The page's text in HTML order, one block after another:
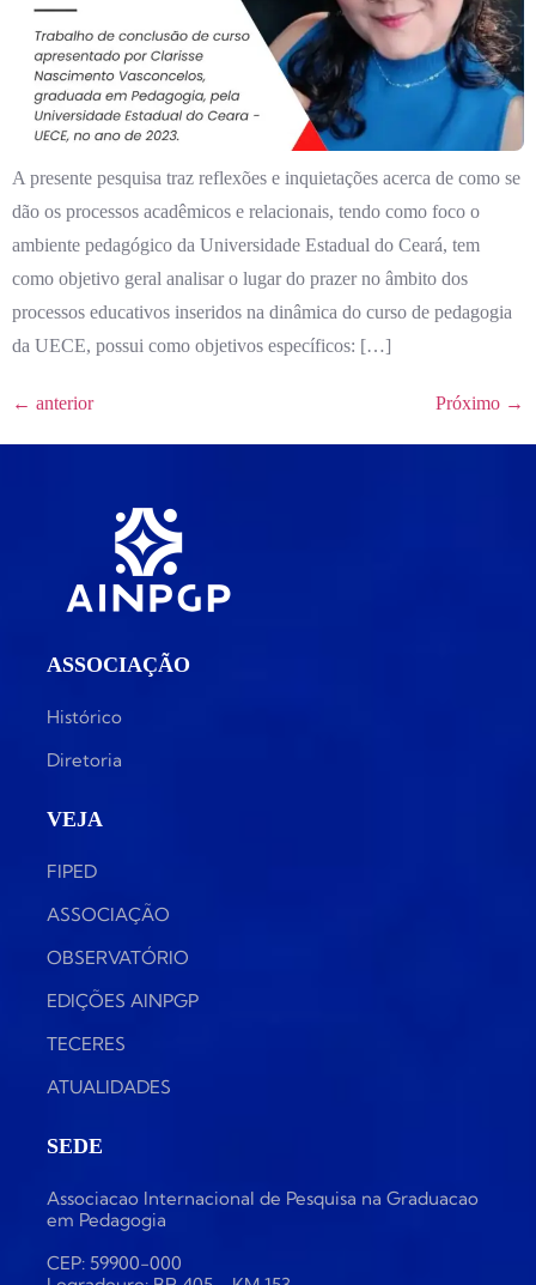
A presente pesquisa traz reflexões e inquietações acerca de como se
dão os processos acadêmicos e relacionais, tendo como foco o
ambiente pedagógico da Universidade Estadual do Ceará, tem
como objetivo geral analisar o lugar do prazer no âmbito dos
processos educativos inseridos na dinâmica do curso de pedagogia
da UECE, possui como objetivos específicos: […]
← anterior Próximo →
ASSOCIAÇÃO
Histórico
Diretoria
VEJA
FIPED
ASSOCIAÇÃO
OBSERVATÓRIO
EDIÇÕES AINPGP
TECERES
ATUALIDADES
SEDE
Associacao Internacional de Pesquisa na Graduacao
em Pedagogia
CEP: 59900-000